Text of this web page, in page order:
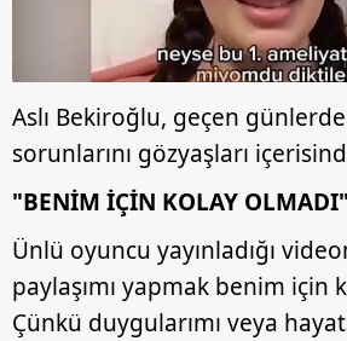
Aslı Bekiroğlu, geçen günlerde
sorunlarını gözyaşları
"BENİM İÇİN KOLAY OLMADI"
Ünlü oyuncu yayınladığı
paylaşımı yapmak benim için
Çünkü duygularımı veya